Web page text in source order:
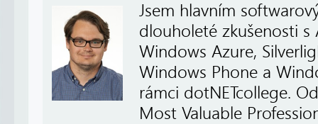
Jsem hlavním
dlouholeté zkušenosti s
Windows Azure,
Windows Phone a
rámci dotNETcollege.
Most Valuable